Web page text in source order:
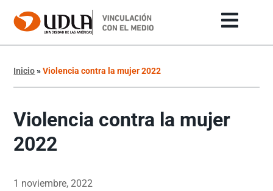
Inicio»Violencia contra la mujer 2022
Violencia contra la mujer
2022
1 noviembre, 2022